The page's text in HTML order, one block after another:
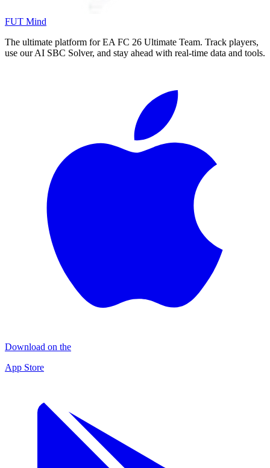
FUT Mind
The ultimate platform for EA FC 26 Ultimate Team. Track players,
use our AI SBC Solver, and stay ahead with real-time data and tools.
Download on the
App Store